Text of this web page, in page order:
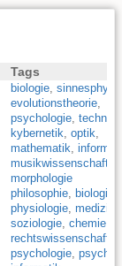
Tags
biologie,
evolutionstheorie,
psychologie, technik
kybernetik, optik,
mathematik,
musikwissenschaft
morphologie
philosophie, biologie
physiologie, medizin
soziologie, chemie
rechtswissenschaft
psychologie,